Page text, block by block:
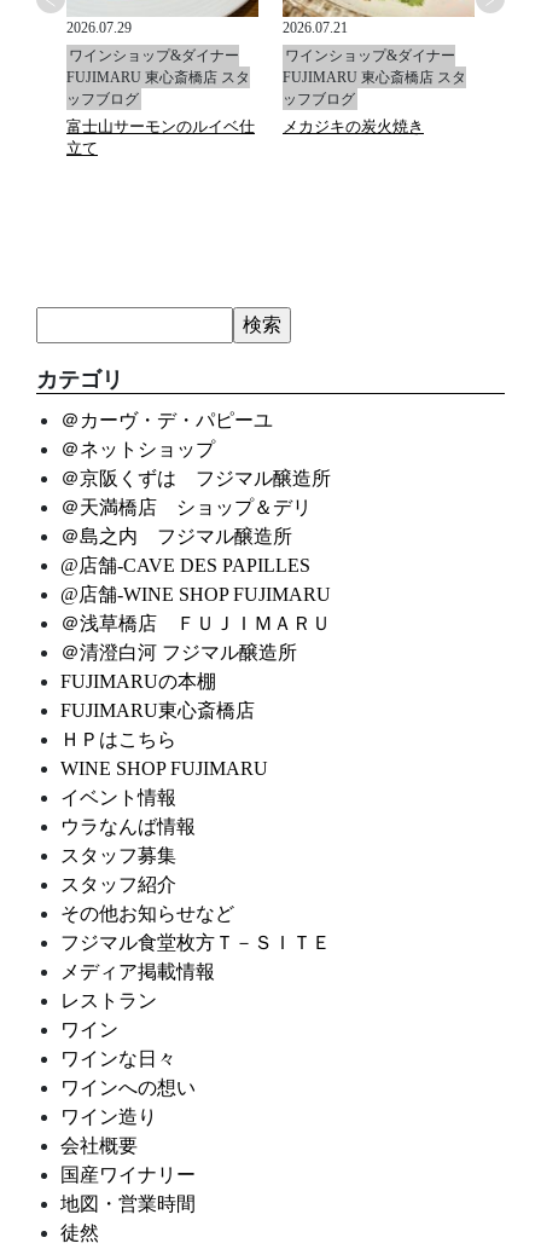
2026.07.29
ワインショップ&ダイナー
FUJIMARU 東心斎橋店 スタ
ッフブログ
富士山サーモンのルイベ仕
立て
2026.07.21
ワインショップ&ダイナー
FUJIMARU 東心斎橋店 スタ
ッフブログ
メカジキの炭火焼き
カテゴリ
＠カーヴ・デ・パピーユ
＠ネットショップ
＠京阪くずは フジマル醸造所
＠天満橋店 ショップ＆デリ
＠島之内 フジマル醸造所
@店舗-CAVE DES PAPILLES
@店舗-WINE SHOP FUJIMARU
＠浅草橋店 ＦＵＪＩＭＡＲＵ
＠清澄白河 フジマル醸造所
FUJIMARUの本棚
FUJIMARU東心斎橋店
ＨＰはこちら
WINE SHOP FUJIMARU
イベント情報
ウラなんば情報
スタッフ募集
スタッフ紹介
その他お知らせなど
フジマル食堂枚方Ｔ－ＳＩＴＥ
メディア掲載情報
レストラン
ワイン
ワインな日々
ワインへの想い
ワイン造り
会社概要
国産ワイナリー
地図・営業時間
徒然